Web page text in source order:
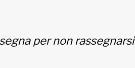
per non rassegnarsi